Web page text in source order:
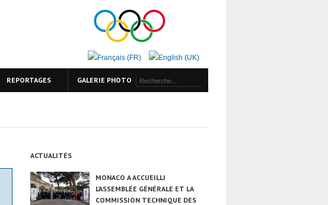
REPORTAGES GALERIE PHOTO
ACTUALITÉS
MONACO A ACCUEILLI
L’ASSEMBLÉE GÉNÉRALE ET LA
COMMISSION TECHNIQUE DES